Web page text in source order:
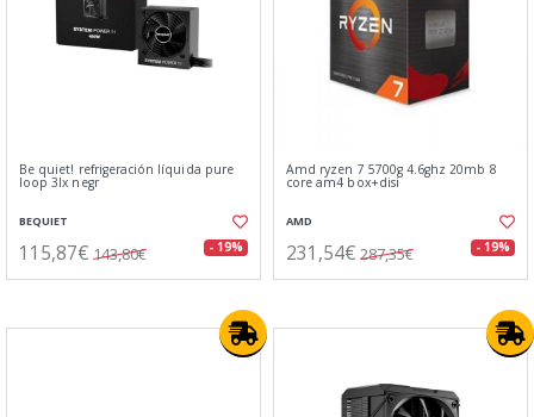
Be quiet! refrigeración líquida pure
loop 3lx negr
BEQUIET
115,87€ 143,80€ - 19%
Amd ryzen 7 5700g 4.6ghz 20mb 8
core am4 box+disi
AMD
231,54€ 287,35€ - 19%